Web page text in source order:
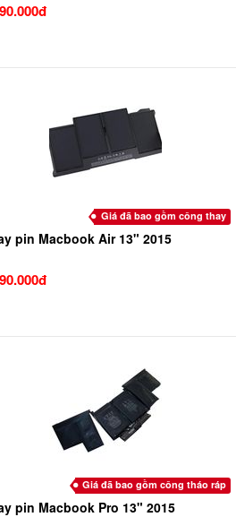
Giá đã bao gồm công thay
pin Macbook Air 13" 2015
Giá đã bao gồm công tháo ráp
pin Macbook Pro 13" 2015